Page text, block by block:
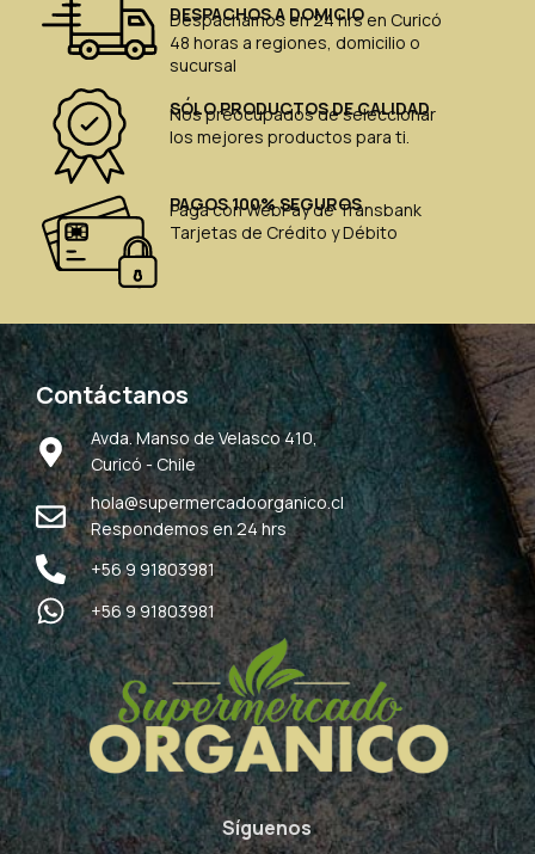
DESPACHOS A DOMICIO
Despachamos en 24 hrs en Curicó
48 horas a regiones, domicilio o
sucursal
SÓLO PRODUCTOS DE CALIDAD
Nos preocupados de seleccionar
los mejores productos para ti.
PAGOS 100% SEGUROS
Paga con WebPay de Transbank
Tarjetas de Crédito y Débito
Contáctanos
Avda. Manso de Velasco 410,
Curicó - Chile
hola@supermercadoorganico.cl
Respondemos en 24 hrs
+56 9 91803981
+56 9 91803981
Síguenos